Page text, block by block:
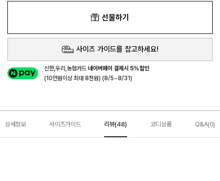
선물하기
사이즈 가이드를 참고하세요!
신한,우리,농협카드네이버페이 결제시 5%할인
(10만원이상 최대 8천원) (8/5~8/31)
상세정보 사이즈가이드 리뷰(48) 코디상품 Q&A(0)